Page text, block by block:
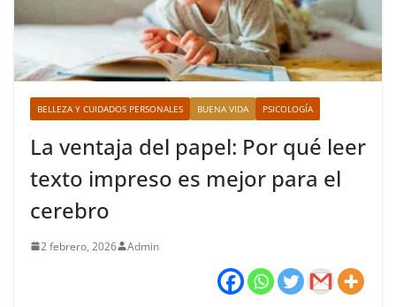
BELLEZA Y CUIDADOS PERSONALES BUENA VIDA PSICOLOGÍA
La ventaja del papel: Por qué leer
texto impreso es mejor para el
cerebro
2 febrero, 2026 Admin